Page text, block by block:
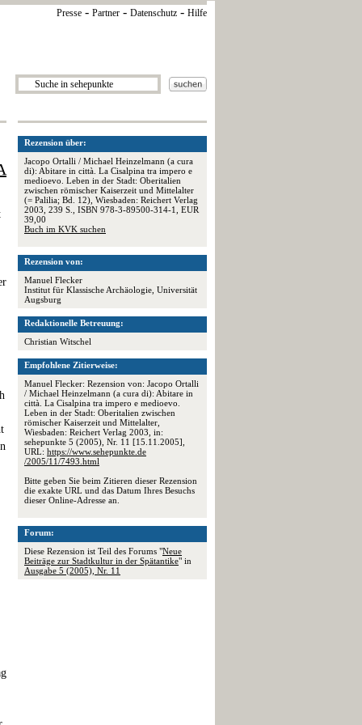
Presse - Partner - Datenschutz - Hilfe
Rezension über:
Jacopo Ortalli / Michael Heinzelmann (a cura
di): Abitare in città. La Cisalpina tra impero e
medioevo. Leben in der Stadt: Oberitalien
zwischen römischer Kaiserzeit und Mittelalter
(= Palilia; Bd. 12), Wiesbaden: Reichert Verlag
2003, 239 S., ISBN 978-3-89500-314-1, EUR
39,00
Buch im KVK suchen
Rezension von:
Manuel Flecker
Institut für Klassische Archäologie, Universität
Augsburg
Redaktionelle Betreuung:
Christian Witschel
Empfohlene Zitierweise:
Manuel Flecker: Rezension von: Jacopo Ortalli
/ Michael Heinzelmann (a cura di): Abitare in
città. La Cisalpina tra impero e medioevo.
Leben in der Stadt: Oberitalien zwischen
römischer Kaiserzeit und Mittelalter,
Wiesbaden: Reichert Verlag 2003, in:
sehepunkte 5 (2005), Nr. 11 [15.11.2005],
URL: https://www.sehepunkte.de
/2005/11/7493.html
Bitte geben Sie beim Zitieren dieser Rezension
die exakte URL und das Datum Ihres Besuchs
dieser Online-Adresse an.
Forum:
Diese Rezension ist Teil des Forums "Neue
Beiträge zur Stadtkultur in der Spätantike" in
Ausgabe 5 (2005), Nr. 11